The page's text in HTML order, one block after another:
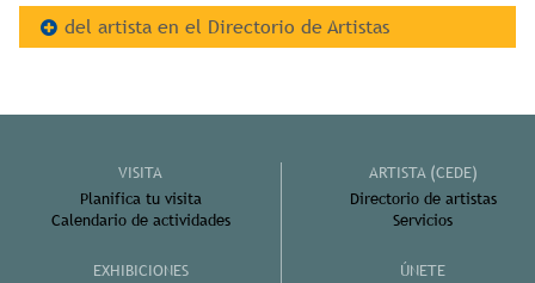
del artista en el Directorio de Artistas
VISITA
Planifica tu visita
Calendario de actividades
EXHIBICIONES
ARTISTA (CEDE)
Directorio de artistas
Servicios
ÚNETE